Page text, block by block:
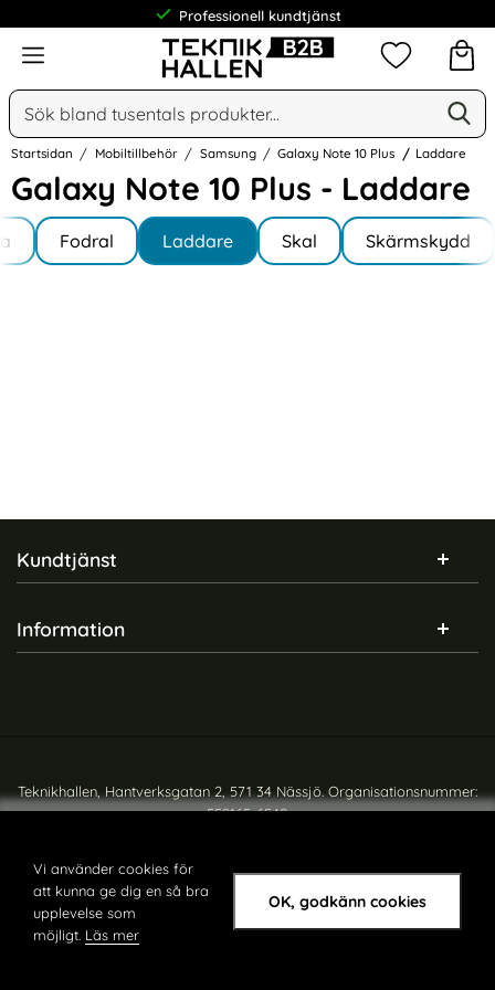
Vi använder cookies för
att kunna ge dig en så bra
upplevelse som
möjligt. Läs mer
OK, godkänn cookies
Professionell kundtjänst
Meny
Sök
Sök på Narse Group AB
Mina
Startsidan Mobiltillbehör Samsung Galaxy Note 10 Plus Laddare
Galaxy Note 10 Plus - Laddare
Hoppa
till
produkter
Underkategorier
Note 10 Plus
Fodral Laddare Skal Skärmskydd
Sidfot Blandad info och länkar
Kundtjänst
Information
Teknikhallen, Hantverksgatan 2, 571 34 Nässjö. Organisationsnummer:
559165-6540